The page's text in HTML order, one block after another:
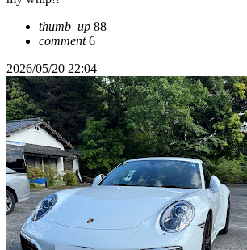
thumb_up 88
comment6
2026/05/20 22:04